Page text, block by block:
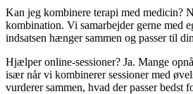
Kan jeg kombinere terapi med medicin?
kombination. Vi samarbejder gerne med
indsatsen hænger sammen og passer til
Hjælper online-sessioner? Ja. Mange
især når vi kombinerer sessioner med
vurderer sammen, hvad der passer bedst